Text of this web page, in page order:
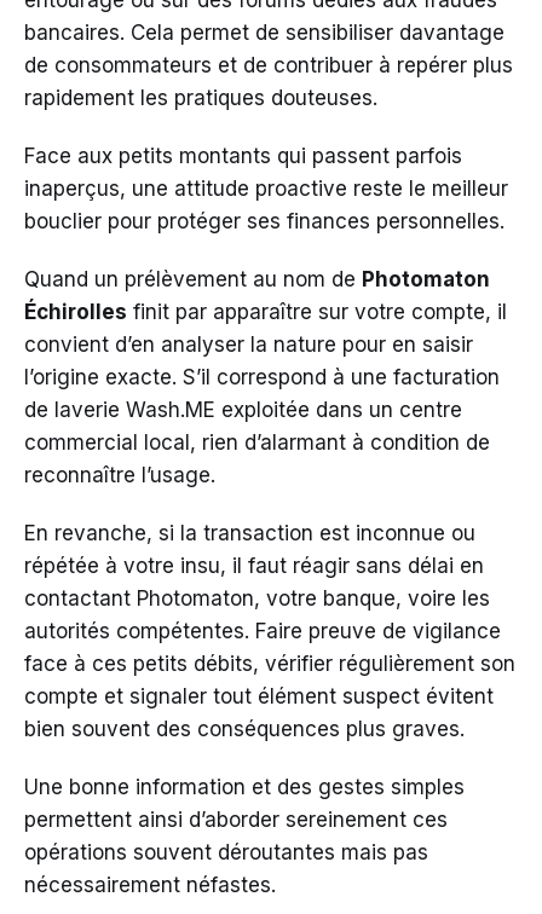
bancaires. Cela permet de sensibiliser davantage
de consommateurs et de contribuer à repérer plus
rapidement les pratiques douteuses.
Face aux petits montants qui passent parfois
inaperçus, une attitude proactive reste le meilleur
bouclier pour protéger ses finances personnelles.
Quand un prélèvement au nom de Photomaton
Échirolles finit par apparaître sur votre compte, il
convient d’en analyser la nature pour en saisir
l’origine exacte. S’il correspond à une facturation
de laverie Wash.ME exploitée dans un centre
commercial local, rien d’alarmant à condition de
reconnaître l’usage.
En revanche, si la transaction est inconnue ou
répétée à votre insu, il faut réagir sans délai en
contactant Photomaton, votre banque, voire les
autorités compétentes. Faire preuve de vigilance
face à ces petits débits, vérifier régulièrement son
compte et signaler tout élément suspect évitent
bien souvent des conséquences plus graves.
Une bonne information et des gestes simples
permettent ainsi d’aborder sereinement ces
opérations souvent déroutantes mais pas
nécessairement néfastes.